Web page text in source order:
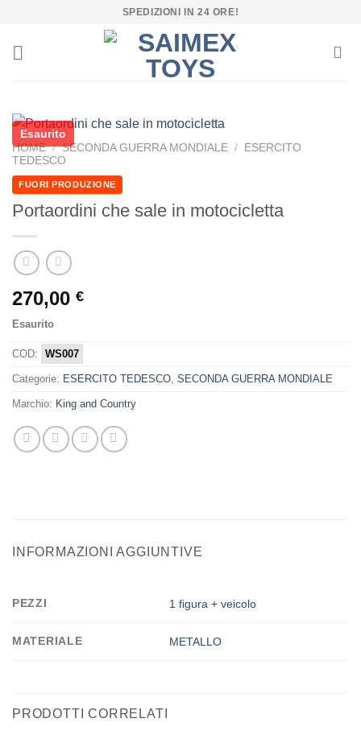
contenuti
SPEDIZIONI IN 24 ORE!
Esaurito
HOME / SECONDA GUERRA MONDIALE /
ESERCITO
TEDESCO
FUORI PRODUZIONE
Portaordini che sale in motocicletta
270,00 €
Esaurito
COD: WS007
Categorie: ESERCITO TEDESCO SECONDA GUERRA MONDIALE
Marchio: King and Country
INFORMAZIONI AGGIUNTIVE
PEZZI 1 figura + veicolo
MATERIALE METALLO
PRODOTTI CORRELATI